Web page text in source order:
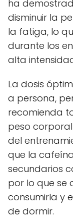
ha
disminuir la
la fatiga, lo
durante los
alta
La dosis
a persona,
recomienda
peso
del
que la
secundarios
por lo que se
consumirla y
de dormir.